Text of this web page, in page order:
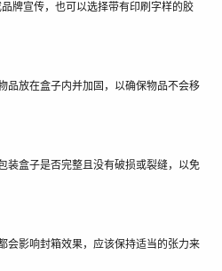
牌宣传，也可以选择带有印刷字样的胶
品放在盒子内并加固，以确保物品不会移
装盒子是否完整且没有破损或裂缝，以免
会影响封箱效果，应该保持适当的张力来